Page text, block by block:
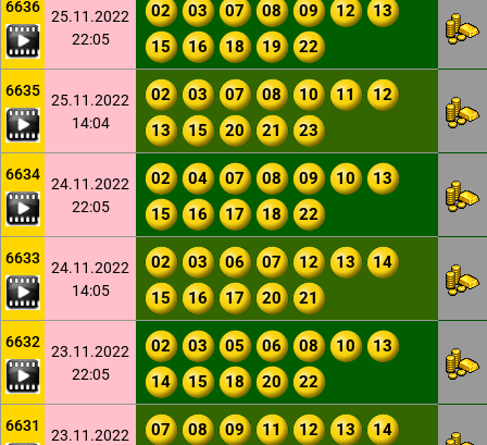
6636
25.11.2022
22:05
02 03 07 08 09 12
13
15
16 18 19 22
6635
25.11.2022
14:04
02 03 07 08 10 11
12
13
15 20 21 23
6634
24.11.2022
22:05
02 04 07 08 09 10
13
15
16 17 18 22
6633
24.11.2022
14:05
02 03 06 07 12 13
14
15
16 17 20 21
6632
23.11.2022
22:05
02 03 05 06 08 10
13
14
15 18 20 22
6631
23.11.2022
07 08 09 11 12 13
14